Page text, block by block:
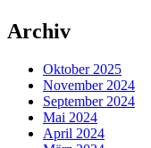
Archiv
Oktober 2025
November 2024
September 2024
Mai 2024
April 2024